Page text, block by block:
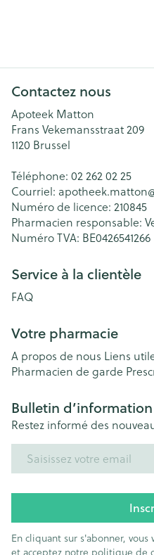
Contactez nous
Apoteek Matton
Frans Vekemansstraat 209
1120 Brussel
Téléphone: 02 262 02 25
Courriel:
Numéro de licence: 210845
Pharmacien responsable:
Numéro TVA: BE0426541266
Service à la clientèle
FAQ
Votre pharmacie
A propos de nous Liens
Pharmacien de garde
Bulletin d’information
Restez informé des
En cliquant sur s'abonner,
et acceptez notre politique de